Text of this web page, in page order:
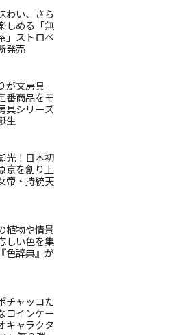
わい、さら
しめる「無
」ストロベ
発売
が文房具
番商品をモ
具シリーズ
生
光！日本初
京を創り上
帝・持統天
植物や情景
しい色を集
色辞典』が
チャッコた
コインケー
キャラクタ